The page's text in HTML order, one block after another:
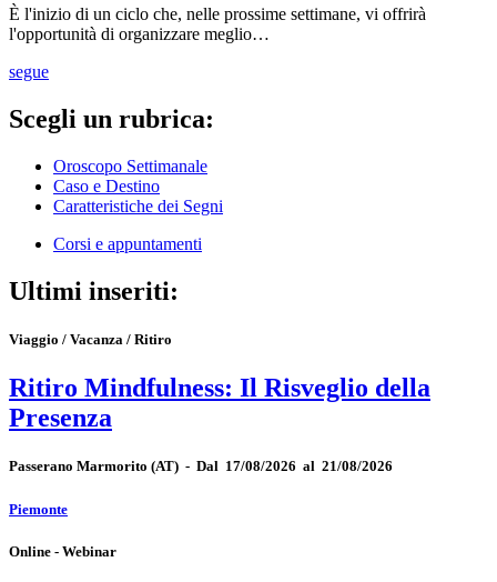
È l'inizio di un ciclo che, nelle prossime settimane, vi offrirà
l'opportunità di organizzare meglio…
segue
Scegli un rubrica:
Oroscopo Settimanale
Caso e Destino
Caratteristiche dei Segni
Corsi e appuntamenti
Ultimi inseriti:
Viaggio / Vacanza / Ritiro
Ritiro Mindfulness: Il Risveglio della
Presenza
Passerano Marmorito (AT) - Dal 17/08/2026 al 21/08/2026
Piemonte
Online - Webinar